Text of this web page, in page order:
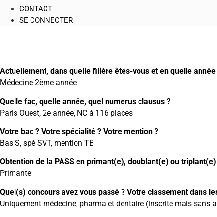
CONTACT
SE CONNECTER
Actuellement, dans quelle filière êtes-vous et en quelle année
Médecine 2ème année
Quelle fac, quelle année, quel numerus clausus ?
Paris Ouest, 2e année, NC à 116 places
Votre bac ? Votre spécialité ? Votre mention ?
Bas S, spé SVT, mention TB
Obtention de la PASS en primant(e), doublant(e) ou triplant(e)
Primante
Quel(s) concours avez vous passé ? Votre classement dans
Uniquement médecine, pharma et dentaire (inscrite mais sans